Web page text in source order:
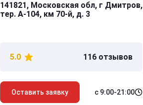
141821, Московская обл, г Дмитров,
тер. А-104, км 70-й, д. 3
5.0 116 отзывов
Оставить заявку с 9:00-21:00